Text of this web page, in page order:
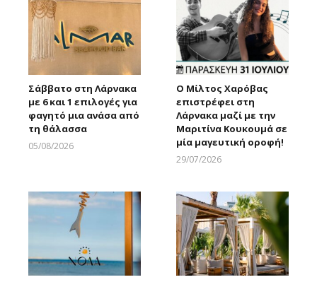
Σάββατο στη Λάρνακα
με 6 και 1 επιλογές για
φαγητό μια ανάσα από
τη θάλασσα
05/08/2026
Ο Μίλτος Χαρόβας
επιστρέφει στη
Λάρνακα μαζί με την
Μαριτίνα Κουκουμά σε
μία μαγευτική οροφή!
29/07/2026